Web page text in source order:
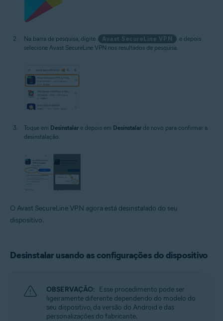
Na barra de pesquisa, digite Avast SecureLine VPN
e depois
selecione Avast SecureLine VPN nos resultados de pesquisa.
Toque em Desinstalar e depois em Desinstalar de novo para confirmar a
desinstalação.
O Avast SecureLine VPN agora está desinstalado do seu
dispositivo.
Desinstalar usando as configurações do dispositivo
OBSERVAÇÃO: Esse procedimento pode ser
ligeiramente diferente dependendo do modelo do
seu dispositivo, da versão do Android e das
personalizações do fabricante.